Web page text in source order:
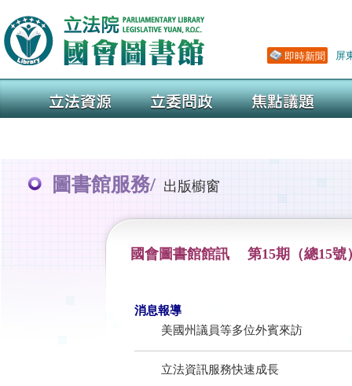
圖書館服務/ 出版櫥窗
國會圖書館館訊 第15期（總15號
消息報導
美國州議員等多位外賓來訪
立法資訊服務快速成長